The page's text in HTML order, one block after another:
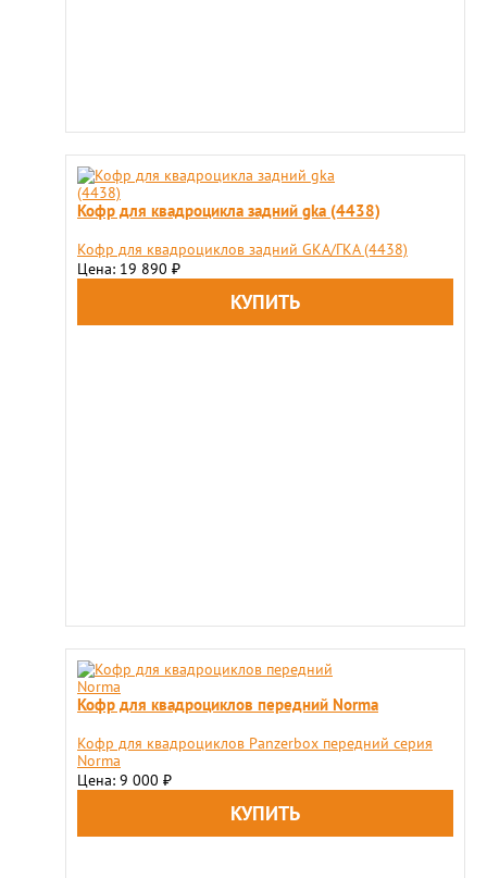
Кофр для квадроцикла задний gka (4438)
Кофр для квадроциклов задний GKA/ГКА (4438)
Цена: 19 890 ₽
Кофр для квадроциклов передний Norma
Кофр для квадроциклов Panzerbox передний серия
Norma
Цена: 9 000 ₽